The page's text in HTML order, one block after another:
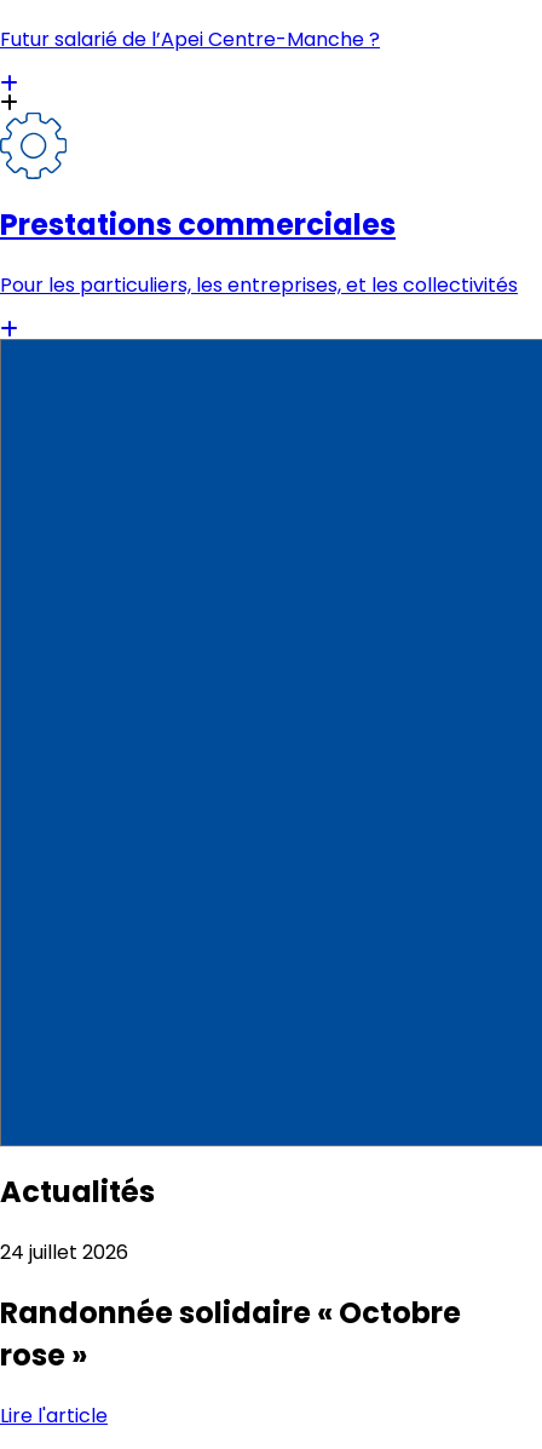
Futur salarié de l’Apei Centre-Manche ?
Prestations commerciales
Pour les particuliers, les entreprises, et les collectivités
Actualités
24 juillet 2026
Randonnée solidaire « Octobre
rose »
Lire l'article